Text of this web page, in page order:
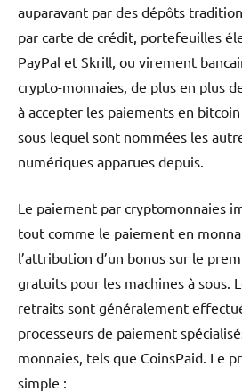
auparavant par des dépôts
par carte de crédit, portefeuilles
PayPal et Skrill, ou virement
crypto-monnaies, de plus en plus
à accepter les paiements en
sous lequel sont nommées les
numériques apparues depuis.
Le paiement par cryptomonnaies
tout comme le paiement en
l’attribution d’un bonus sur le
gratuits pour les machines à sous.
retraits sont généralement
processeurs de paiement
monnaies, tels que CoinsPaid. Le
simple :